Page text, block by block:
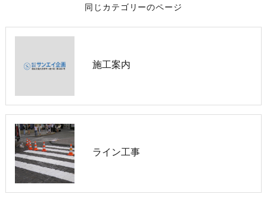
同じカテゴリーのページ
施工案内
ライン工事